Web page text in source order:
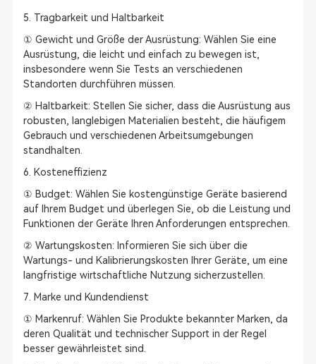
5. Tragbarkeit und Haltbarkeit
① Gewicht und Größe der Ausrüstung: Wählen Sie eine
Ausrüstung, die leicht und einfach zu bewegen ist,
insbesondere wenn Sie Tests an verschiedenen
Standorten durchführen müssen.
② Haltbarkeit: Stellen Sie sicher, dass die Ausrüstung aus
robusten, langlebigen Materialien besteht, die häufigem
Gebrauch und verschiedenen Arbeitsumgebungen
standhalten.
6. Kosteneffizienz
① Budget: Wählen Sie kostengünstige Geräte basierend
auf Ihrem Budget und überlegen Sie, ob die Leistung und
Funktionen der Geräte Ihren Anforderungen entsprechen.
② Wartungskosten: Informieren Sie sich über die
Wartungs- und Kalibrierungskosten Ihrer Geräte, um eine
langfristige wirtschaftliche Nutzung sicherzustellen.
7. Marke und Kundendienst
① Markenruf: Wählen Sie Produkte bekannter Marken, da
deren Qualität und technischer Support in der Regel
besser gewährleistet sind.